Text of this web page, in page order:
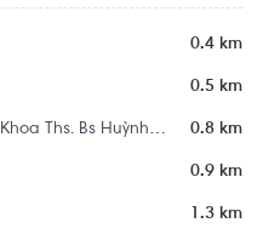
0.4 km
0.5 km
Phòng khám Sản Phụ Khoa Ths. Bs Huỳnh Thị Ngọc Thảo 0.8 km
0.9 km
1.3 km